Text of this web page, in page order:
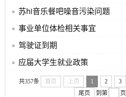
苏hi音乐餐吧噪音污染问题
事业单位体检相关事宜
驾驶证到期
应届大学生就业政策
共357条 首页 上页 1 2 3
尾页
到第 页